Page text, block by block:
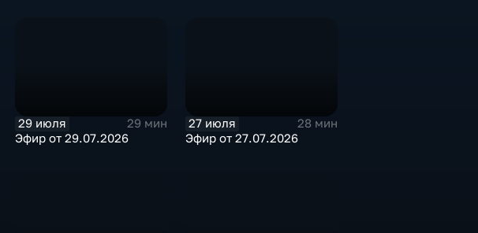
29 июля
29 мин
Эфир от 29.07.2026
27 июля
28 мин
Эфир от 27.07.2026